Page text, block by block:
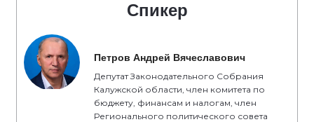
Спикер
Петров Андрей Вячеславович
Депутат Законодательного Собрания
Калужской области, член комитета по
бюджету, финансам и налогам, член
Регионального политического совета